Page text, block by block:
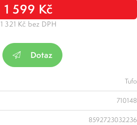
1 599 Kč
1 321 Kč bez DPH
Dotaz
Tufo
710148
8592723032236